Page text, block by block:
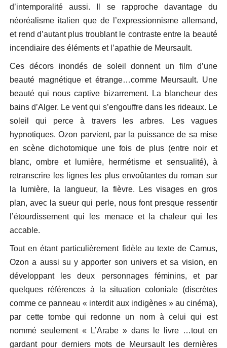
d’intemporalité aussi. Il se rapproche davantage du
néoréalisme italien que de l’expressionnisme allemand,
et rend d’autant plus troublant le contraste entre la beauté
incendiaire des éléments et l’apathie de Meursault.
Ces décors inondés de soleil donnent un film d’une
beauté magnétique et étrange…comme Meursault. Une
beauté qui nous captive bizarrement. La blancheur des
bains d’Alger. Le vent qui s’engouffre dans les rideaux. Le
soleil qui perce à travers les arbres. Les vagues
hypnotiques. Ozon parvient, par la puissance de sa mise
en scène dichotomique une fois de plus (entre noir et
blanc, ombre et lumière, hermétisme et sensualité), à
retranscrire les lignes les plus envoûtantes du roman sur
la lumière, la langueur, la fièvre. Les visages en gros
plan, avec la sueur qui perle, nous font presque ressentir
l’étourdissement qui les menace et la chaleur qui les
accable.
Tout en étant particulièrement fidèle au texte de Camus,
Ozon a aussi su y apporter son univers et sa vision, en
développant les deux personnages féminins, et par
quelques références à la situation coloniale (discrètes
comme ce panneau « interdit aux indigènes » au cinéma),
par cette tombe qui redonne un nom à celui qui est
nommé seulement « L’Arabe » dans le livre …tout en
gardant pour derniers mots de Meursault les dernières